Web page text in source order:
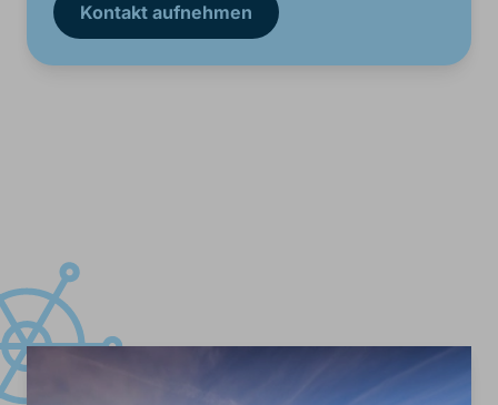
Kontakt aufnehmen